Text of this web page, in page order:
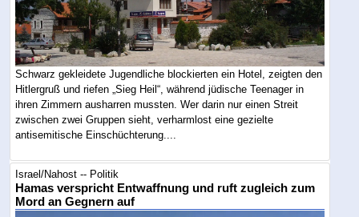
Schwarz gekleidete Jugendliche blockierten ein Hotel, zeigten den
Hitlergruß und riefen „Sieg Heil“, während jüdische Teenager in
ihren Zimmern ausharren mussten. Wer darin nur einen Streit
zwischen zwei Gruppen sieht, verharmlost eine gezielte
antisemitische Einschüchterung....
Israel/Nahost -- Politik
Hamas verspricht Entwaffnung und ruft zugleich zum
Mord an Gegnern auf